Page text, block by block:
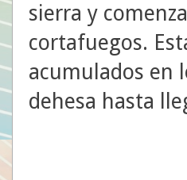
sierra y
cortafuegos.
acumulados en
dehesa hasta